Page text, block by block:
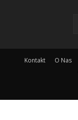
Kontakt O Nas